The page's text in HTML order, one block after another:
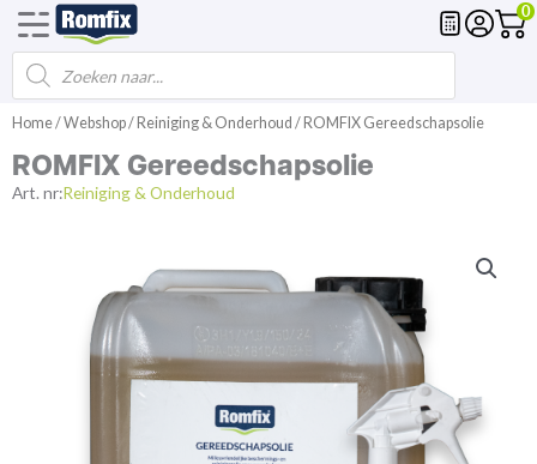
Spring
naar
de
inhoud
0
Products
searchVoegmortel
Home/Webshop/Reiniging & Onderhoud / ROMFIX Gereedschapsolie
ROMFIX Gereedschapsolie
Art. nr:Reiniging & Onderhoud